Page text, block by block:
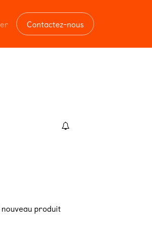
Contactez-nous
produit